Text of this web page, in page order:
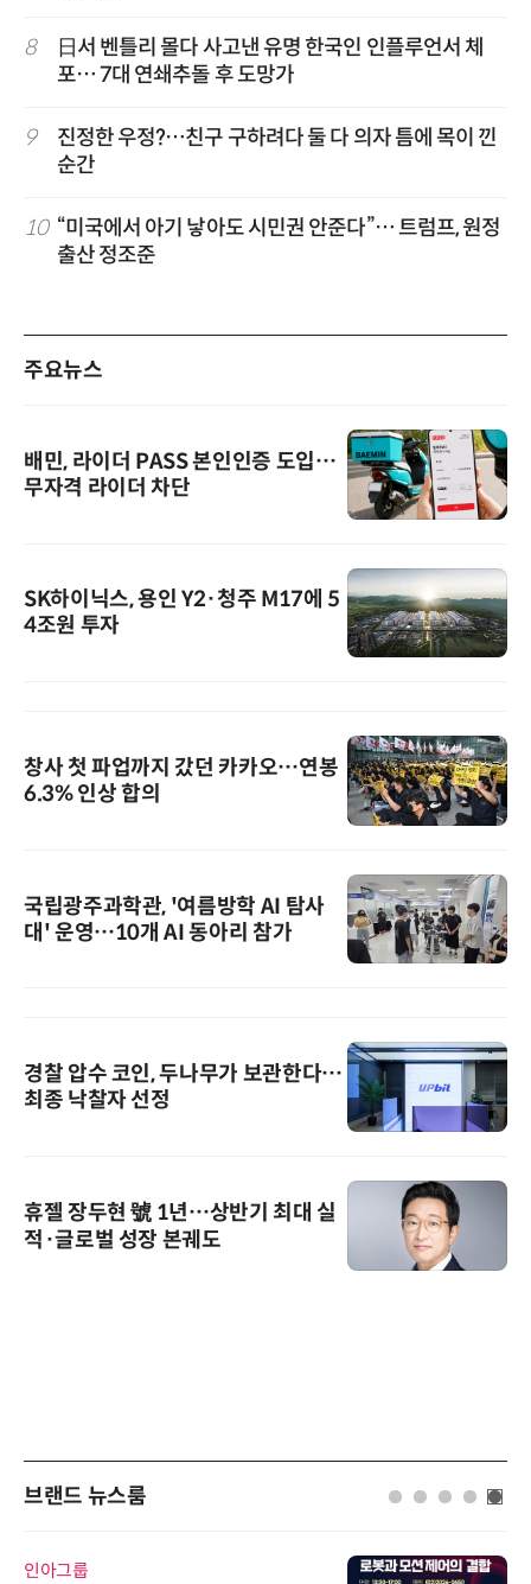
8
日서 벤틀리 몰다 사고낸 유명 한국인 인플루언서 체
포… 7대 연쇄추돌 후 도망가
9
진정한 우정?…친구 구하려다 둘 다 의자 틈에 목이 낀
순간
10 “미국에서 아기 낳아도 시민권 안준다”… 트럼프, 원정
출산 정조준
주요뉴스
배민, 라이더 PASS 본인인증 도입…
무자격 라이더 차단
SK하이닉스, 용인 Y2·청주 M17에 5
4조원 투자
창사 첫 파업까지 갔던 카카오…연봉
6.3% 인상 합의
국립광주과학관, '여름방학 AI 탐사
대' 운영…10개 AI 동아리 참가
경찰 압수 코인, 두나무가 보관한다…
최종 낙찰자 선정
휴젤 장두현 號 1년…상반기 최대 실
적·글로벌 성장 본궤도
브랜드 뉴스룸
인아그룹